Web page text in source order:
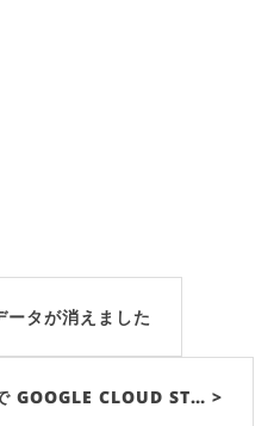
タが消えました
GOOGLE CLOUD ST… >